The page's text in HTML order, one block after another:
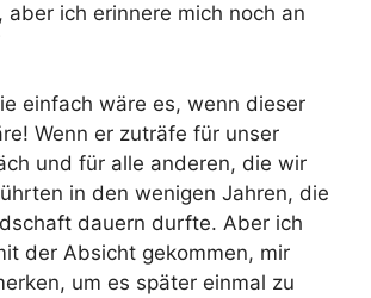
aber ich erinnere mich noch an
einfach wäre es, wenn dieser
Wenn er zuträfe für unser
und für alle anderen, die wir
in den wenigen Jahren, die
dauern durfte. Aber ich
der Absicht gekommen, mir
um es später einmal zu